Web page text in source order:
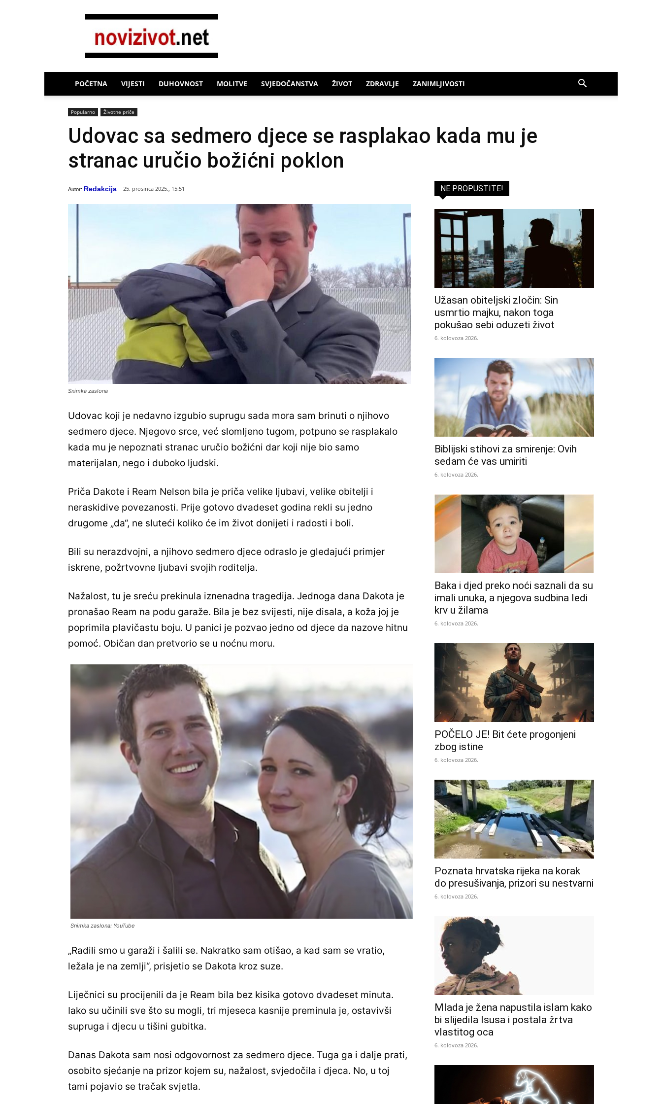
Novi
POČETNA VIJESTI DUHOVNOST MOLITVE SVJEDOČANSTVA ŽIVOT ZDRAVLJE ZANIMLJIVOSTI
Popularno Životne priče
Udovac sa sedmero djece se rasplakao kada mu je
stranac uručio božićni poklon
Autor: Redakcija 25. prosinca 2025., 15:51
Snimka zaslona
Udovac koji je nedavno izgubio suprugu sada mora sam brinuti o njihovo
sedmero djece. Njegovo srce, već slomljeno tugom, potpuno se rasplakalo
kada mu je nepoznati stranac uručio božićni dar koji nije bio samo
materijalan, nego i duboko ljudski.
Priča Dakote i Ream Nelson bila je priča velike ljubavi, velike obitelji i
neraskidive povezanosti. Prije gotovo dvadeset godina rekli su jedno
drugome „da“, ne sluteći koliko će im život donijeti i radosti i boli.
Bili su nerazdvojni, a njihovo sedmero djece odraslo je gledajući primjer
iskrene, požrtvovne ljubavi svojih roditelja.
Nažalost, tu je sreću prekinula iznenadna tragedija. Jednoga dana Dakota je
pronašao Ream na podu garaže. Bila je bez svijesti, nije disala, a koža joj je
poprimila plavičastu boju. U panici je pozvao jedno od djece da nazove hitnu
pomoć. Običan dan pretvorio se u noćnu moru.
Snimka zaslona: YouTube
„Radili smo u garaži i šalili se. Nakratko sam otišao, a kad sam se vratio,
ležala je na zemlji“, prisjetio se Dakota kroz suze.
Liječnici su procijenili da je Ream bila bez kisika gotovo dvadeset minuta.
Iako su učinili sve što su mogli, tri mjeseca kasnije preminula je, ostavivši
supruga i djecu u tišini gubitka.
Danas Dakota sam nosi odgovornost za sedmero djece. Tuga ga i dalje prati,
osobito sjećanje na prizor kojem su, nažalost, svjedočila i djeca. No, u toj
tami pojavio se tračak svjetla.
NE PROPUSTITE!
Užasan obiteljski zločin: Sin
usmrtio majku, nakon toga
pokušao sebi oduzeti život
6. kolovoza 2026.
Biblijski stihovi za smirenje: Ovih
sedam će vas umiriti
6. kolovoza 2026.
Baka i djed preko noći saznali da su
imali unuka, a njegova sudbina ledi
krv u žilama
6. kolovoza 2026.
POČELO JE! Bit ćete progonjeni
zbog istine
6. kolovoza 2026.
Poznata hrvatska rijeka na korak
do presušivanja, prizori su nestvarni
6. kolovoza 2026.
Mlada je žena napustila islam kako
bi slijedila Isusa i postala žrtva
vlastitog oca
6. kolovoza 2026.